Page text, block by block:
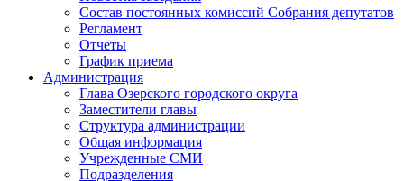
Состав постоянных комиссий Собрания депутатов
Регламент
Отчеты
График приема
Администрация
Глава Озерского городского округа
Заместители главы
Структура администрации
Общая информация
Учрежденные СМИ
Подразделения